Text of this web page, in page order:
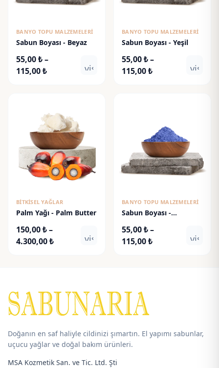
BANYO TOPU MALZEMELERI
Sabun Boyası - Beyaz
55,00₺–
115,00₺Fiyat
115,00 ₺
visibility
BANYO TOPU MALZEMELERI
Sabun Boyası - Yeşil
55,00₺–
115,00₺Fiyat
BITKISEL YAĞLAR
Palm Yağı - Palm Butter
150,00₺–
4.300,00₺Fiyat
visibility
BANYO TOPU MALZEMELERI
Sabun Boyası -
55,00₺–
115,00₺Fiyat
Doğanın en saf haliyle cildinizi şımartın. El yapımı sabunlar,
uçucu yağlar ve doğal bakım ürünleri.
MSA Kozmetik San. ve Tic. Ltd. Şti